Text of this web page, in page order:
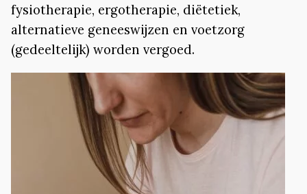
fysiotherapie, ergotherapie, diëtetiek,
alternatieve geneeswijzen en voetzorg
(gedeeltelijk) worden vergoed.